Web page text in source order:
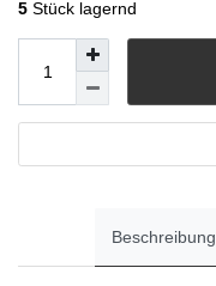
5 Stück lagernd
Beschreibung